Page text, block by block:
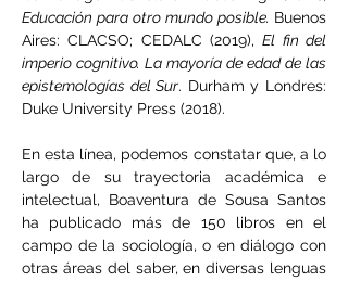
Educación para otro mundo posible. Buenos
Aires: CLACSO; CEDALC (2019), El fin del
imperio cognitivo. La mayoría de edad de las
epistemologías del Sur. Durham y Londres:
Duke University Press (2018).
En esta línea, podemos constatar que, a lo
largo de su trayectoria académica e
intelectual, Boaventura de Sousa Santos
ha publicado más de 150 libros en el
campo de la sociología, o en diálogo con
otras áreas del saber, en diversas lenguas